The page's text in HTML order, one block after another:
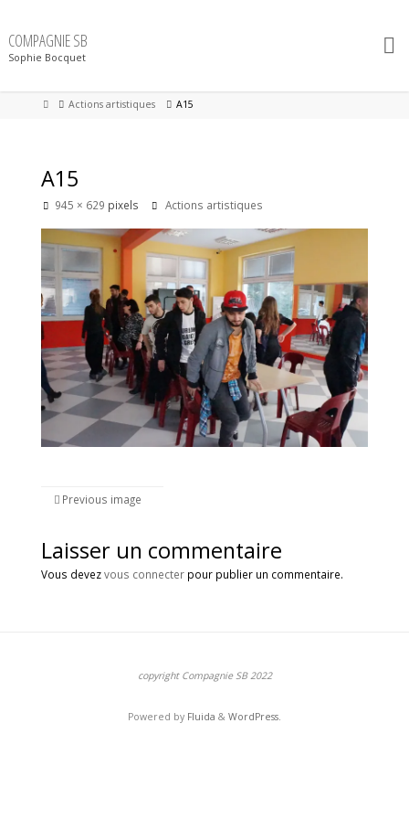
content
COMPAGNIE SB
Sophie Bocquet
HomeActions artistiques A15
A15
Full945 × 629 pixels Actions artistiques
Previous image
Laisser un commentaire
Vous devezvous connecterpour publier un commentaire.
copyright Compagnie SB 2022
Powered by Fluida & WordPress.